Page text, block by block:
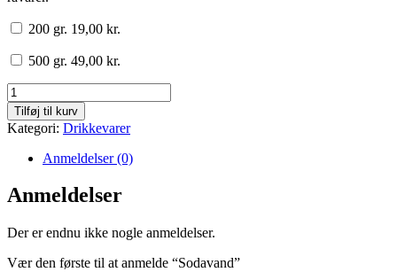
200 gr. 19,00 kr.
500 gr. 49,00 kr.
Sodavand
antal
Tilføj til kurv
Kategori: Drikkevarer
Anmeldelser (0)
Anmeldelser
Der er endnu ikke nogle anmeldelser.
Vær den første til at anmelde “Sodavand”